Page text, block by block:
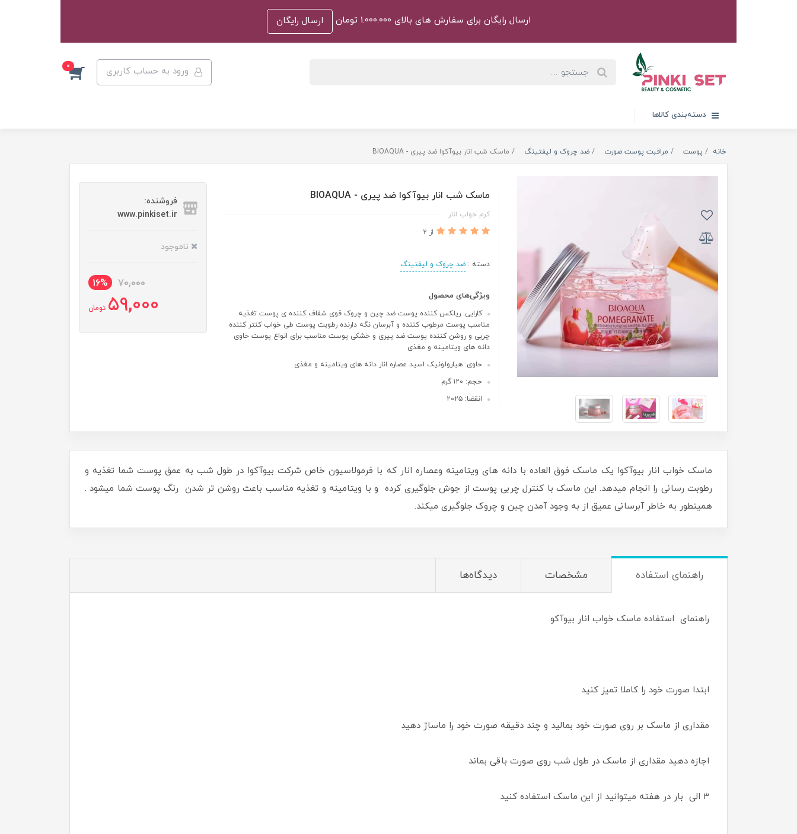
ارسال رایگان برای سفارش های بالای 1.000.000 تومان ارسال رایگان
ورود به حساب کاربری 0
دسته‌بندی کالاها
خانه پوست مراقبت پوست صورت ضد چروک و لیفتینگ ماسک شب انار بیوآکوا ضد پیری - BIOAQUA
ماسک شب انار بیوآکوا ضد پیری - BIOAQUA
کرم حواب انار
از 2
دسته :ضد چروک و لیفتینگ
ویژگی‌های محصول
کارایی: ریلکس کننده پوست ضد چین و چروک قوی شفاف کننده ی پوست تغذیه
مناسب پوست مرطوب کننده و آبرسان نگه دارنده رطوبت پوست طی خواب کنتر کننده
چربی و روشن کننده پوست ضد پیری و خشکی پوست مناسب برای انواع پوست حاوی
دانه های ویتامینه و مغذی
حاوی: هیارولونیک اسید عصاره انار دانه های ویتامینه و مغذی
حجم: ۱۲۰ گرم
انقضا: ۲۰۲۵
فروشنده:
www.pinkiset.ir
ناموجود
70,000
16%
59,000 تومان
ماسک خواب انار بیوآکوا یک ماسک فوق العاده با دانه های ویتامینه وعصاره انار که با فرمولاسیون خاص شرکت بیوآکوا در طول شب به عمق پوست شما تغذیه و
رطوبت رسانی را انجام میدهد. این ماسک با کنترل چربی پوست از جوش جلوگیری کرده و با ویتامینه و تغذیه مناسب باعث روشن تر شدن رنگ پوست شما میشود .
همینطور به خاطر آبرسانی عمیق از به وجود آمدن چین و چروک جلوگیری میکند.
راهنمای استفاده مشخصات دیدگاه‌ها
راهنمای استفاده ماسک خواب انار بیوآکو
ابتدا صورت خود را کاملا تمیز کنید
مقداری از ماسک بر روی صورت خود بمالید و چند دقیقه صورت خود را ماساژ دهید
اجازه دهید مقداری از ماسک در طول شب روی صورت باقی بماند
۳ الی بار در هفته میتوانید از این ماسک استفاده کنید